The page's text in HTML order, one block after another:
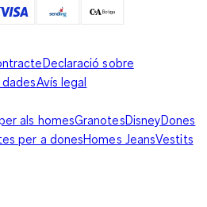
Declaració sobre
Avís legal
als homesGranotesDisneyDones
per a donesHomes JeansVestits